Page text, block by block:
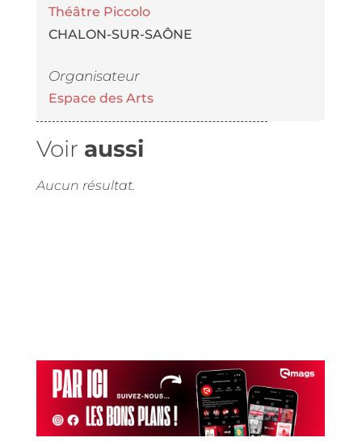
Théâtre Piccolo
CHALON-SUR-SAÔNE
Organisateur
Espace des Arts
Voir aussi
Aucun résultat.